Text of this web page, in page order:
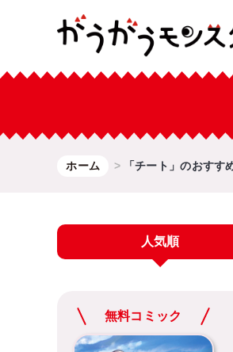
ホーム 「チート」のおすす
人気順
無料コミック